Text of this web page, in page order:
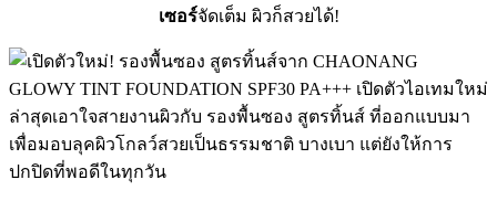
เซอร์จัดเต็ม ผิวก็สวยได้!